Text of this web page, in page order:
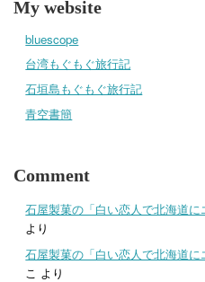
My website
bluescope
台湾もぐもぐ旅行記
石垣島もぐもぐ旅行記
青空書簡
Comment
石屋製菓の「白い恋人で北海道
より
石屋製菓の「白い恋人で北海道
こ より